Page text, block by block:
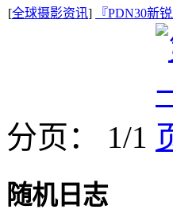
[全球摄影资讯] 『PDN30新
分页： 1/1
随机日志